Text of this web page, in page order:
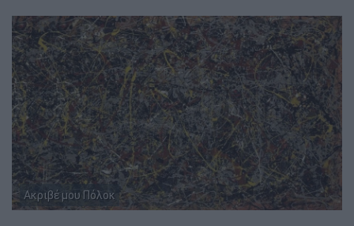
Ακριβέ μου Πόλοκ